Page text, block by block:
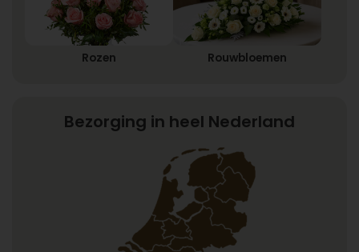
Rozen Rouwbloemen
Bezorging in heel Nederland